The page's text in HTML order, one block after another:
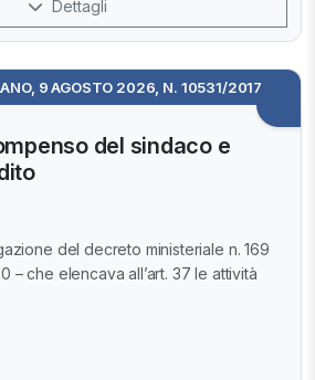
Dettagli
9 AGOSTO 2026, N. 10531/2017
del sindaco e
del decreto ministeriale n. 169
– che elencava all’art. 37 le attività